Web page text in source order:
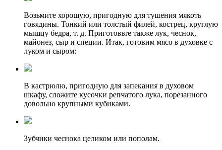
Возьмите хорошую, пригодную для тушения мякоть
говядины. Тонкий или толстый филей, кострец, круглую
мышцу бедра, т. д. Приготовьте также лук, чеснок,
майонез, сыр и специи. Итак, готовим мясо в духовке с
луком и сыром:
В кастрюлю, пригодную для запекания в духовом
шкафу, сложите кусочки репчатого лука, порезанного
довольно крупными кубиками.
Зубчики чеснока целиком или пополам.